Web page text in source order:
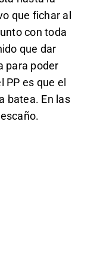
que fichar al
con toda
que dar
para poder
es que el
batea. En las